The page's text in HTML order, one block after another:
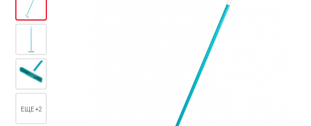
ЕЩЕ +2